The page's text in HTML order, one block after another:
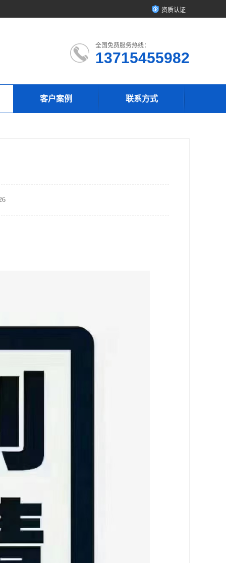
资质认证
全国免费服务热线：
13715455982
客户案例 联系方式